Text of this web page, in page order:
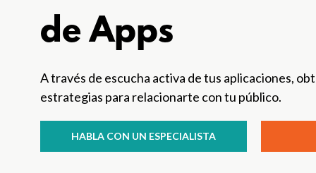
de Apps
A través de escucha activa de tus aplicaciones,
estrategias para relacionarte con tu público.
HABLA CON UN ESPECIALISTA